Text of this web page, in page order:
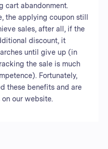
cart abandonment.
the applying coupon still
sales, after all, if the
discount, it
until give up (in
the sale is much
Fortunately,
these benefits and are
our website.